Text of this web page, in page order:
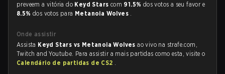
preveem a vitória do Keyd Stars com 91.5% dos votos a seu favor e
8.5% dos votos para Metanoia Wolves .
Onde assistir
Assista Keyd Stars vs Metanoia Wolvesao vivo na strafe.com,
Twitch and Youtube. Para assistir a mais partidas como esta, visite o
Calendário de partidas de CS2 .